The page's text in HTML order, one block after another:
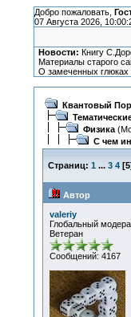
Добро пожаловать,
07 Августа 2026,
Новости: Книгу
Материалы старого
О замеченных глюках
Квантовый
Физика
С чем
Страниц: 1 ... 3 4[5
Автор
valeriy
Глобальный
Ветеран
Сообщений: 4167